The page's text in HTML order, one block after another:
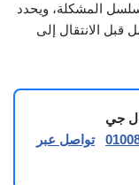
المشكلة، ويحدد
قبل الانتقال إلى
جي
تواصل عبر